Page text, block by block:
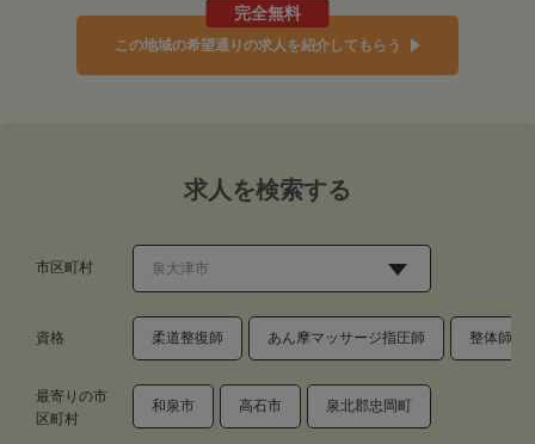
完全無料
この地域の希望通りの求人を紹介してもらう
求人を検索する
市区町村
資格 柔道整復師 あん摩マッサージ指圧師 整体師・
最寄りの市
区町村
和泉市 高石市 泉北郡忠岡町